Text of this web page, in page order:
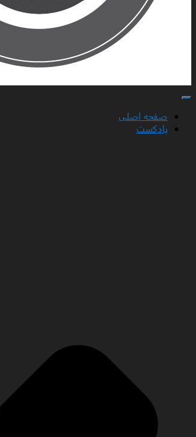
تغییر ناوبری
صفحه اصلی
پادکست